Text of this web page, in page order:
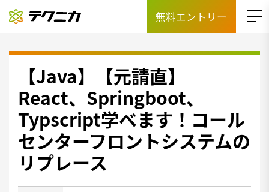
無料エントリー
【Java】【元請直】
React、Springboot、
Typscript学べます！コール
センターフロントシステムの
リプレース